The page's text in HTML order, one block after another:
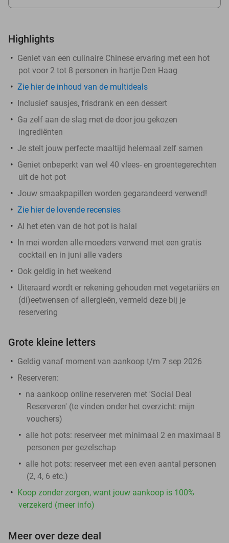
Highlights
Geniet van een culinaire Chinese ervaring met een hot
pot voor 2 tot 8 personen in hartje Den Haag
Zie hier de inhoud van de multideals
Inclusief sausjes, frisdrank en een dessert
Ga zelf aan de slag met de door jou gekozen
ingrediënten
Je stelt jouw perfecte maaltijd helemaal zelf samen
Geniet onbeperkt van wel 40 vlees- en groentegerechten
uit de hot pot
Jouw smaakpapillen worden gegarandeerd verwend!
Zie hier de lovende recensies
Al het eten van de hot pot is halal
In mei worden alle moeders verwend met een gratis
cocktail en in juni alle vaders
Ook geldig in het weekend
Uiteraard wordt er rekening gehouden met vegetariërs en
(di)eetwensen of allergieën, vermeld deze bij je
reservering
Grote kleine letters
Geldig vanaf moment van aankoop t/m 7 sep 2026
Reserveren:
na aankoop online reserveren met 'Social Deal
Reserveren' (te vinden onder het overzicht: mijn
vouchers)
alle hot pots: reserveer met minimaal 2 en maximaal 8
personen per gezelschap
alle hot pots: reserveer met een even aantal personen
(2, 4, 6 etc.)
Koop zonder zorgen, want jouw aankoop is 100%
verzekerd (meer info)
Meer over deze deal